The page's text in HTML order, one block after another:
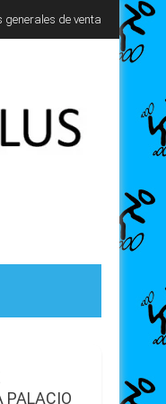
generales de venta
PALACIO